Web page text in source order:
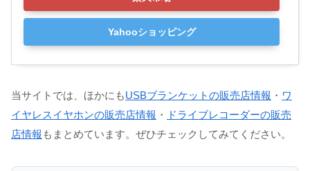
Yahooショッピング
当サイトでは、ほかにもUSBブランケットの販売店情報 ・ ワ
イヤレスイヤホンの販売店情報 ・
ドライブレコーダーの販売
店情報 もまとめています。ぜひチェックしてみてください。